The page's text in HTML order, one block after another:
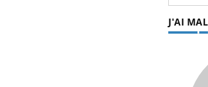
J'AI MAL